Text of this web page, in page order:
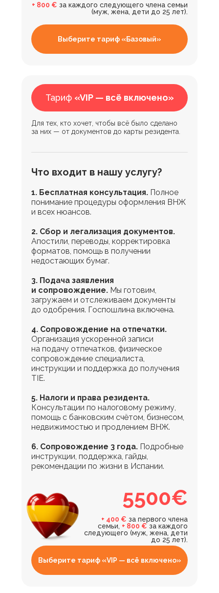
1. Бесплатная консультация. Полное
понимание процедуры оформления ВНЖ
и всех нюансов.
2. Сбор и легализация документов.
Апостили, переводы, корректировка
форматов, помощь в получении
недостающих бумаг.
3. Подача заявления
и сопровождение. Мы готовим,
загружаем и отслеживаем документы
до одобрения. Госпошлина включена.
4. Сопровождение на отпечатки.
Организация ускоренной записи
на подачу отпечатков, физическое
сопровождение специалиста,
инструкции и поддержка до получения
TIE.
5. Налоги и права резидента.
Консультации по налоговому режиму,
помощь с банковским счётом, бизнесом,
недвижимостью и продлением ВНЖ.
6. Сопровождение 3 года. Подробные
инструкции, поддержка, гайды,
рекомендации по жизни в Испании.
Что входит в нашу услугу?
5500€
+ 400 € за первого члена
семьи, + 800 € за каждого
следующего (муж, жена, дети
до 25 лет).
Выберите тариф «VIP — всё включено»
Для тех, кто хочет, чтобы всё было сделано
за них — от документов до карты резидента.
Тариф «VIP — всё включено»
Выберите тариф «Базовый»
+ 800 € за каждого следующего члена семьи
(муж, жена, дети до 25 лет).